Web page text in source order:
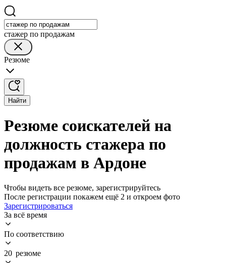
стажер по продажам
Резюме
Найти
Резюме соискателей на
должность стажера по
продажам в Ардоне
Чтобы видеть все резюме, зарегистрируйтесь
После регистрации покажем ещё 2 и откроем фото
Зарегистрироваться
За всё время
По соответствию
20 резюме